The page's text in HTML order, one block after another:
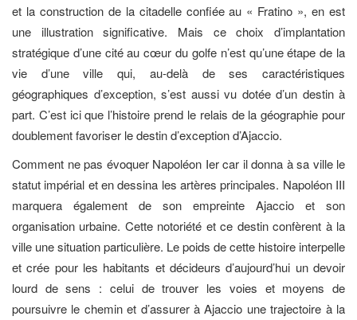
et la construction de la citadelle confiée au « Fratino », en est
une illustration significative. Mais ce choix d’implantation
stratégique d’une cité au cœur du golfe n’est qu’une étape de la
vie d’une ville qui, au-delà de ses caractéristiques
géographiques d’exception, s’est aussi vu dotée d’un destin à
part. C’est ici que l’histoire prend le relais de la géographie pour
doublement favoriser le destin d’exception d’Ajaccio.
Comment ne pas évoquer Napoléon Ier car il donna à sa ville le
statut impérial et en dessina les artères principales. Napoléon III
marquera également de son empreinte Ajaccio et son
organisation urbaine. Cette notoriété et ce destin confèrent à la
ville une situation particulière. Le poids de cette histoire interpelle
et crée pour les habitants et décideurs d’aujourd’hui un devoir
lourd de sens : celui de trouver les voies et moyens de
poursuivre le chemin et d’assurer à Ajaccio une trajectoire à la